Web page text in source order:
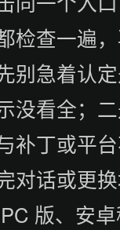
检查一遍
别急着认
没看全；
补丁或平
对话或更
版、安